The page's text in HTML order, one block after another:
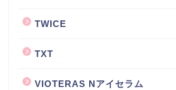
TWICE
TXT
VIOTERAS Nアイセラム